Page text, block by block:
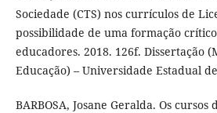
Sociedade (CTS) nos currículos de
possibilidade de uma formação
educadores. 2018. 126f. Dissertação
Educação) – Universidade Estadual
BARBOSA, Josane Geralda. Os